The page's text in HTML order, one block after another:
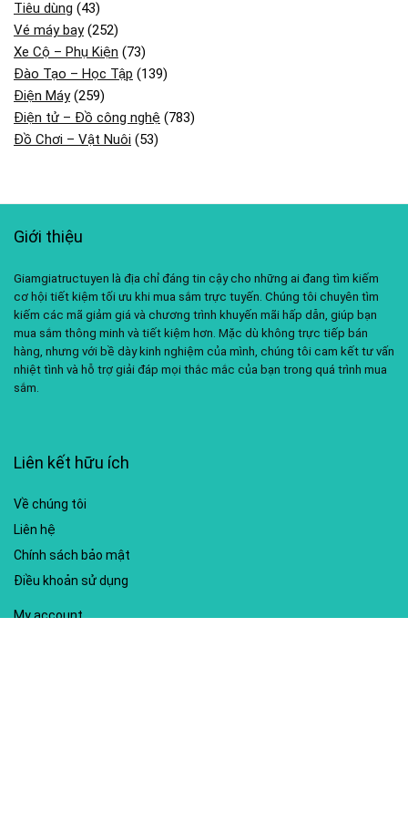
Tiêu dùng (43)
Vé máy bay(252)
Xe Cộ – Phụ Kiện (73)
Đào Tạo – Học Tập (139)
Điện Máy(259)
Điện tử – Đồ công nghệ (783)
Đồ Chơi – Vật Nuôi (53)
Giới thiệu
Giamgiatructuyen là địa chỉ đáng tin cậy cho những ai đang tìm kiếm
cơ hội tiết kiệm tối ưu khi mua sắm trực tuyến. Chúng tôi chuyên tìm
kiếm các mã giảm giá và chương trình khuyến mãi hấp dẫn, giúp bạn
mua sắm thông minh và tiết kiệm hơn. Mặc dù không trực tiếp bán
hàng, nhưng với bề dày kinh nghiệm của mình, chúng tôi cam kết tư vấn
nhiệt tình và hỗ trợ giải đáp mọi thắc mắc của bạn trong quá trình mua
sắm.
Liên kết hữu ích
Về chúng tôi
Liên hệ
Chính sách bảo mật
Điều khoản sử dụng
My account